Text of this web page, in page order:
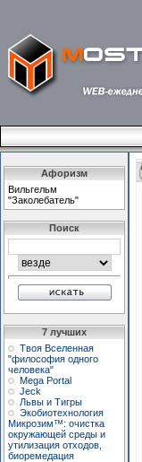
Афоризм
Вильгельм
"Заколебатель"
Поиск
7 лучших
Твоя Вселенная
"философия одного
человека"
Mega Portal
Jeck
Львы и Тигры
Экобиотехнология
Микрозим™: очистка
окружающей среды и
утилизация отходов,
биоремедация